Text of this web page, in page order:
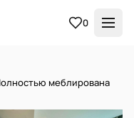
0
меблирована